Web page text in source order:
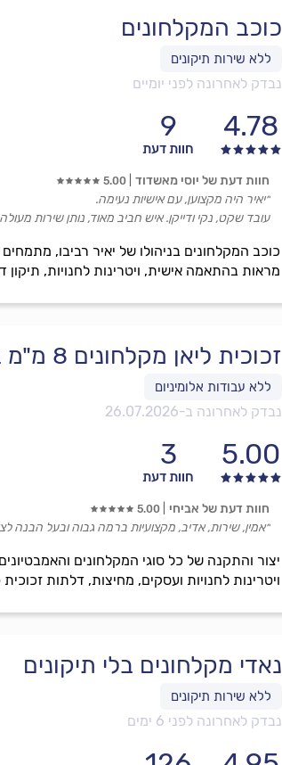
כוכב המקלחונים
נבדק לאחרונה לפני יומיים
4.78
9
חוות דעת
כוכב המקלחונים בניהולו של יאיר רביבו,
מראות בהתאמה אישית, ויטרינות לחנויות,
חוות דעת של יוסי מאשדוד 5.00
״יאיר היה מקצוען, עם אישיות נעימה.
עובד שקט, נקי ודייקן. איש חביב מאוד, נותן שירות
זכוכית ליאן מקלחונים 8 מ"מ בלבד
נבדק לאחרונה ב-26.07.2026
5.00
3
חוות דעת
ויטרינות לחנויות ועסקים, מחיצות, דלתות
חוות דעת של אביחי 5.00
״אמין, שירות, אדיב, מקצועיות ברמה גבוה ובעל הבנה
נאדי מקלחונים בלי תיקונים
נבדק לאחרונה לפני 6 ימים